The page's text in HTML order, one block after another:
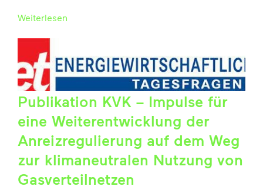
Weiterlesen
Publikation KVK – Impulse für
eine Weiterentwicklung der
Anreizregulierung auf dem Weg
zur klimaneutralen Nutzung von
Gasverteilnetzen